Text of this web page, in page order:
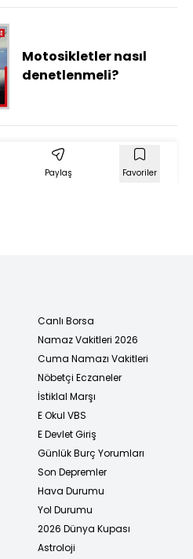
Motosikletler nasıl
denetlenmeli?
Paylaş Favoriler
Canlı Borsa
Namaz Vakitleri 2026
Cuma Namazı Vakitleri
Nöbetçi Eczaneler
İstiklal Marşı
E Okul VBS
E Devlet Giriş
Günlük Burç Yorumları
Son Depremler
Hava Durumu
Yol Durumu
2026 Dünya Kupası
Astroloji